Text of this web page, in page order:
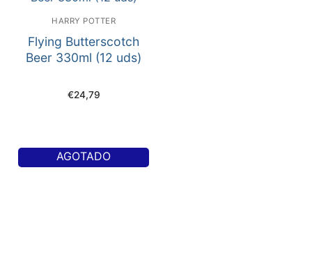
HARRY POTTER
Flying Butterscotch
Beer 330ml (12 uds)
€24,79
AGOTADO